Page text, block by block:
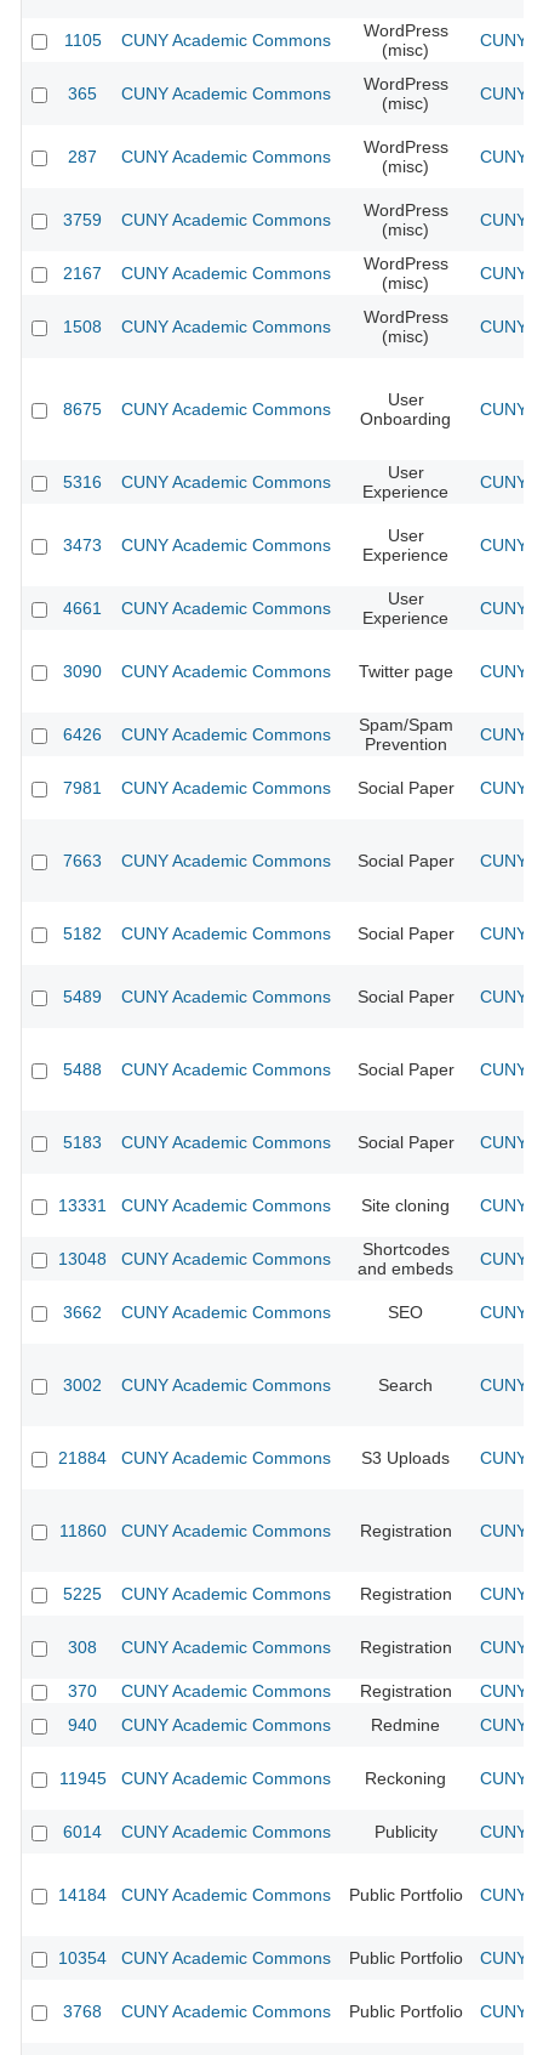
1105 CUNY Academic Commons
WordPress
(misc)
CUNY
365 CUNY Academic Commons
WordPress
(misc)
CUNY
287 CUNY Academic Commons
WordPress
(misc)
CUNY
3759 CUNY Academic Commons
WordPress
(misc)
CUNY
2167 CUNY Academic Commons
WordPress
(misc)
CUNY
1508 CUNY Academic Commons
WordPress
(misc)
CUNY
8675 CUNY Academic Commons
User
Onboarding
CUNY
5316 CUNY Academic Commons
User
Experience
CUNY
3473 CUNY Academic Commons
User
Experience
CUNY
4661 CUNY Academic Commons
User
Experience
CUNY
3090 CUNY Academic Commons Twitter page CUNY
6426 CUNY Academic Commons
Spam/Spam
Prevention
CUNY
7981 CUNY Academic Commons Social Paper CUNY
7663 CUNY Academic Commons Social Paper CUNY
5182 CUNY Academic Commons Social Paper CUNY
5489 CUNY Academic Commons Social Paper CUNY
5488 CUNY Academic Commons Social Paper CUNY
5183 CUNY Academic Commons Social Paper CUNY
13331 CUNY Academic Commons Site cloning CUNY
13048 CUNY Academic Commons
Shortcodes
and embeds
CUNY
3662 CUNY Academic Commons SEO CUNY
3002 CUNY Academic Commons Search CUNY
21884 CUNY Academic Commons S3 Uploads CUNY
11860 CUNY Academic Commons Registration CUNY
5225 CUNY Academic Commons Registration CUNY
308 CUNY Academic Commons Registration CUNY
370 CUNY Academic Commons Registration
CUNY
940
CUNY Academic Commons Redmine CUNY
11945 CUNY Academic Commons Reckoning CUNY
6014 CUNY Academic Commons Publicity CUNY
14184 CUNY Academic Commons Public Portfolio CUNY
10354 CUNY Academic Commons Public Portfolio CUNY
3768 CUNY Academic Commons Public Portfolio CUNY